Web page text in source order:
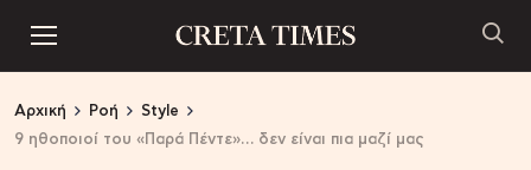
Αρχική Ροή
Style
9 ηθοποιοί του «Παρά Πέντε»… δεν είναι πια μαζί μας